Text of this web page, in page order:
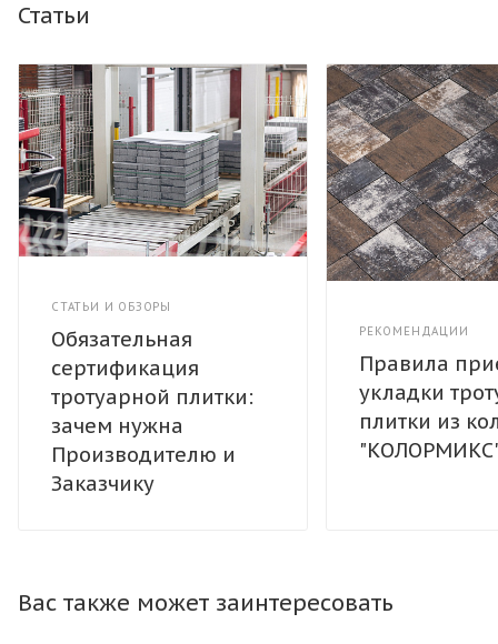
Статьи
СТАТЬИ И ОБЗОРЫ
Обязательная
сертификация
тротуарной плитки:
зачем нужна
Производителю и
Заказчику
РЕКОМЕНДАЦИИ
Правила
укладки
плитки из
Вас также может заинтересовать